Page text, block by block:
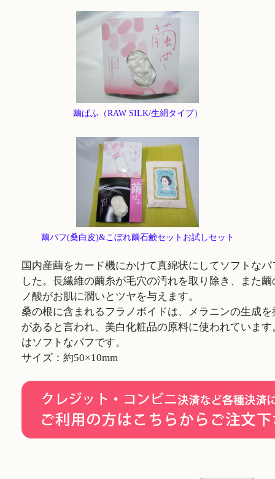
国内産繭をカード機にかけて真綿状にしてソフトな
した。長繊維の繭糸が毛穴の汚れを取り除き、また
ノ酸がお肌に潤いとツヤを与えます。
桑の根に含まれるフラノボイドは、メラニンの生成
があると言われ、美白化粧品の原料に使われていま
はソフトなパフです。
サイズ：約50×10mm
繭ぱふ（RAW SILK/生絹タイプ）
繭パフ(桑白皮)&こぼれ繭石鹸セットお試しセット